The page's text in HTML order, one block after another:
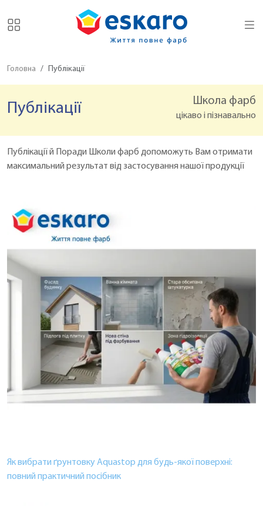
Головна Публікації
Публікації Школа фарб
цікаво і пізнавально
Публікації й Поради Школи фарб допоможуть Вам отримати
максимальний результат від застосування нашої продукції
Як вибрати ґрунтовку Aquastop для будь-якої поверхні:
повний практичний посібник